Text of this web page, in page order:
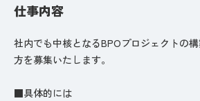
仕事内容
社内でも中核となるBPOプロジェクトの
方を募集いたします。
■具体的には